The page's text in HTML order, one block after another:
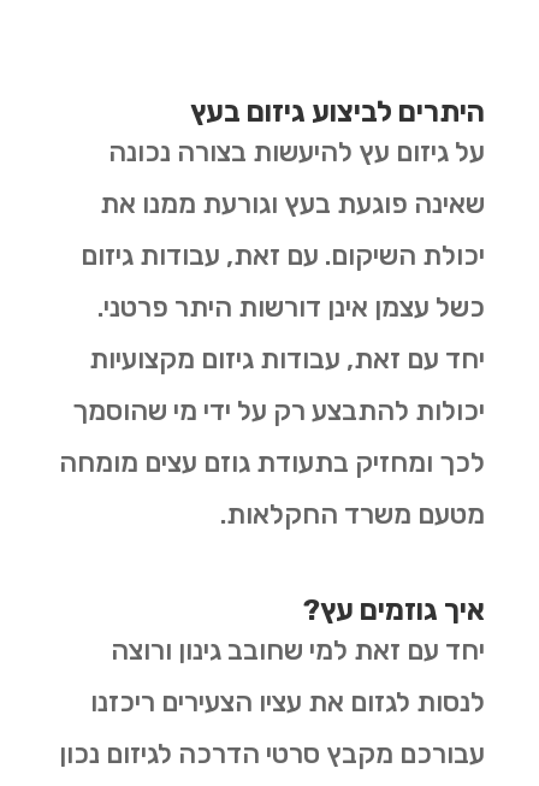
היתרים לביצוע גיזום בעץ
על גיזום עץ להיעשות בצורה נכונה
שאינה פוגעת בעץ וגורעת ממנו את
יכולת השיקום. עם זאת, עבודות גיזום
כשל עצמן אינן דורשות היתר פרטני.
יחד עם זאת, עבודות גיזום מקצועיות
יכולות להתבצע רק על ידי מי שהוסמך
לכך ומחזיק בתעודת גוזם עצים מומחה
מטעם משרד החקלאות.
איך גוזמים עץ?
יחד עם זאת למי שחובב גינון ורוצה
לנסות לגזום את עציו הצעירים ריכזנו
עבורכם מקבץ סרטי הדרכה לגיזום נכון